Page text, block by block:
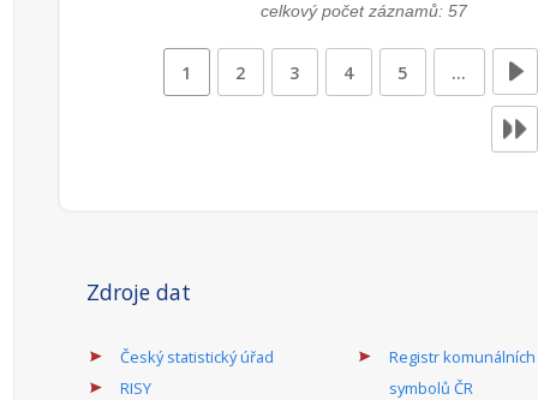
celkový počet záznamů: 57
1 2 3 4 5 …
Zdroje dat
Český statistický úřad
RISY
Registr komunálních
symbolů ČR